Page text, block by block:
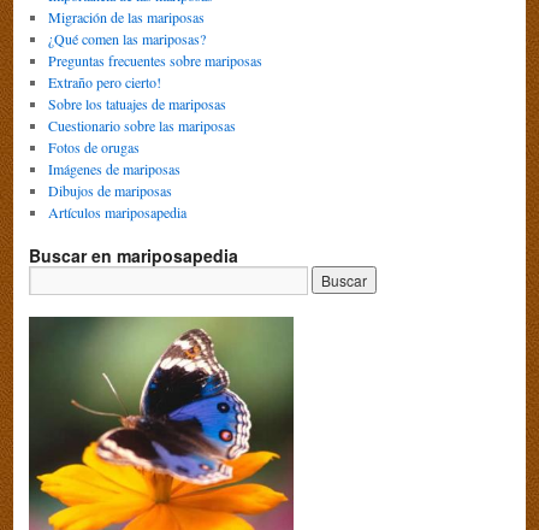
Migración de las mariposas
¿Qué comen las mariposas?
Preguntas frecuentes sobre mariposas
Extraño pero cierto!
Sobre los tatuajes de mariposas
Cuestionario sobre las mariposas
Fotos de orugas
Imágenes de mariposas
Dibujos de mariposas
Artículos mariposapedia
Buscar en mariposapedia